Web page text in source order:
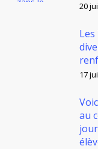
20
Les
17
au